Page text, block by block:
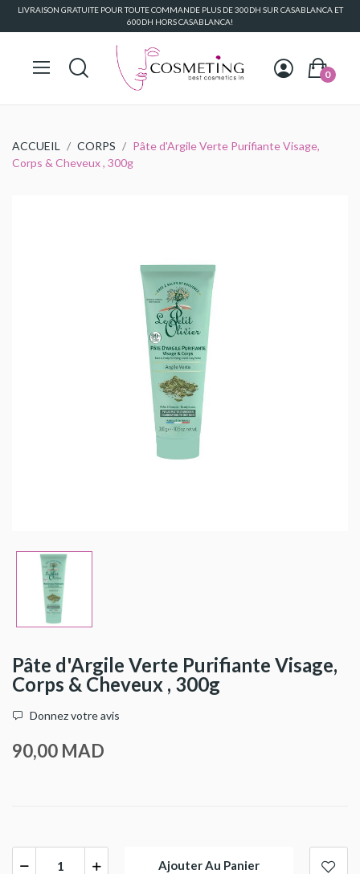
LIVRAISON GRATUITE POUR TOUTE COMMANDE PLUS DE 300DH SUR CASABLANCA ET
600DH HORS CASABLANCA!
0
ACCUEIL CORPS
Pâte d'Argile Verte Purifiante Visage,
Corps & Cheveux , 300g
Pâte d'Argile Verte Purifiante Visage,
Corps & Cheveux , 300g
Donnez votre avis
90,00 MAD
Ajouter Au Panier